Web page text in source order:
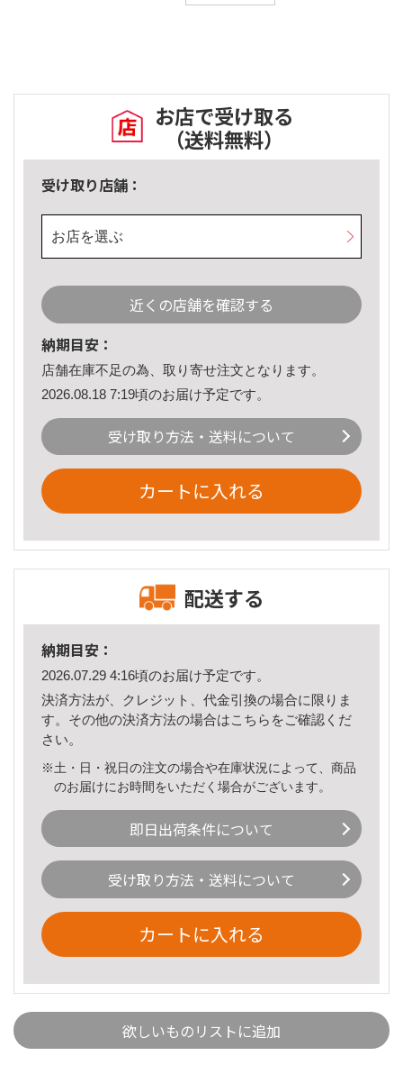
お店で受け取る
（送料無料）
受け取り店舗：
お店を選ぶ
近くの店舗を確認する
納期目安：
店舗在庫不足の為、取り寄せ注文となります。
2026.08.18 7:19頃のお届け予定です。
受け取り方法・送料について
カートに入れる
配送する
納期目安：
2026.07.29 4:16頃のお届け予定です。
決済方法が、クレジット、代金引換の場合に限りま
す。その他の決済方法の場合はこちら をご確認くだ
さい。
※土・日・祝日の注文の場合や在庫状況によって、商品
のお届けにお時間をいただく場合がございます。
即日出荷条件について
受け取り方法・送料について
カートに入れる
欲しいものリストに追加